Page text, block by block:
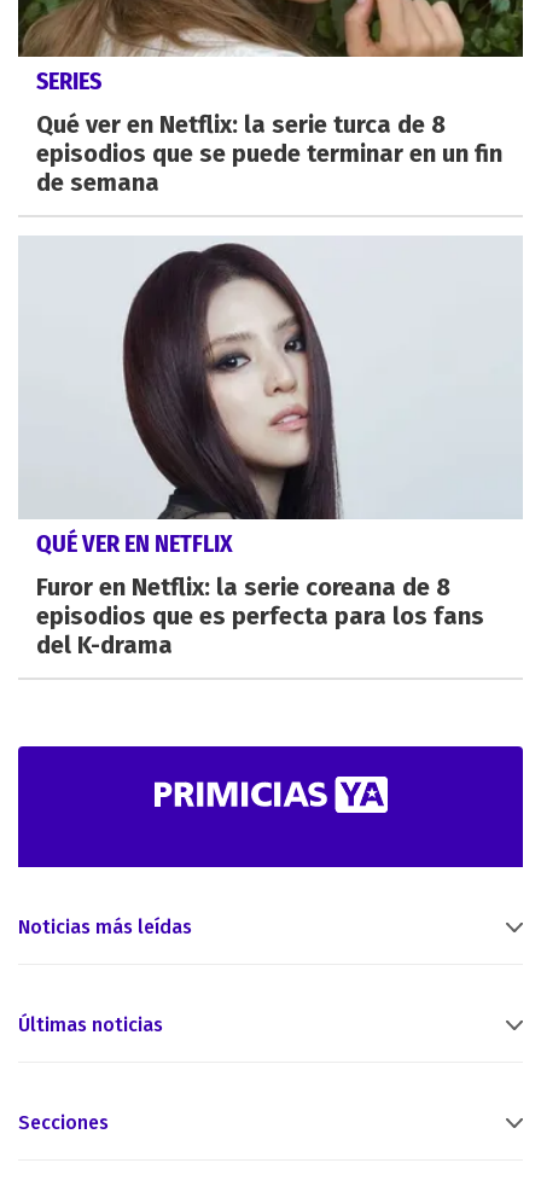
SERIES
Qué ver en Netflix: la serie turca de 8
episodios que se puede terminar en un fin
de semana
QUÉ VER EN NETFLIX
Furor en Netflix: la serie coreana de 8
episodios que es perfecta para los fans
del K-drama
Noticias más leídas
Últimas noticias
Secciones